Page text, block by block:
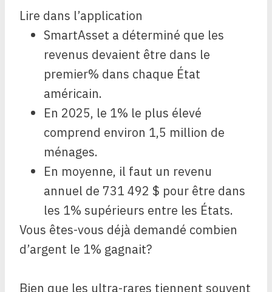
Lire dans l’application
SmartAsset a déterminé que les
revenus devaient être dans le
premier% dans chaque État
américain.
En 2025, le 1% le plus élevé
comprend environ 1,5 million de
ménages.
En moyenne, il faut un revenu
annuel de 731 492 $ pour être dans
les 1% supérieurs entre les États.
Vous êtes-vous déjà demandé combien
d’argent le 1% gagnait?
Bien que les ultra-rares tiennent souvent